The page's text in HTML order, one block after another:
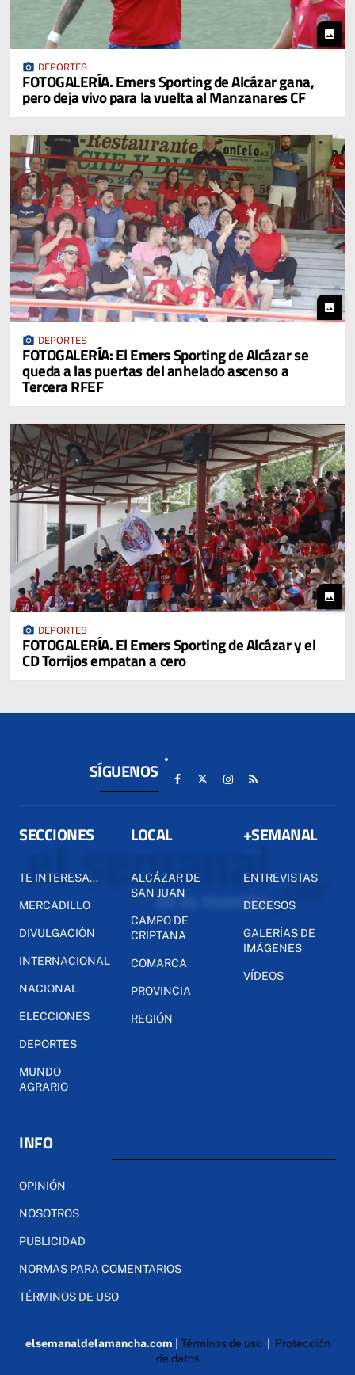
photo
photo_camera DEPORTES
FOTOGALERÍA. Emers Sporting de Alcázar gana,
pero deja vivo para la vuelta al Manzanares CF
photo
photo_camera DEPORTES
FOTOGALERÍA: El Emers Sporting de Alcázar se
queda a las puertas del anhelado ascenso a
Tercera RFEF
photo
photo_camera DEPORTES
FOTOGALERÍA. El Emers Sporting de Alcázar y el
CD Torrijos empatan a cero
SÍGUENOS
SECCIONES
TE INTERESA...
MERCADILLO
DIVULGACIÓN
INTERNACIONAL
NACIONAL
ELECCIONES
DEPORTES
MUNDO
AGRARIO
LOCAL
ALCÁZAR DE
SAN JUAN
CAMPO DE
CRIPTANA
COMARCA
PROVINCIA
REGIÓN
+SEMANAL
ENTREVISTAS
DECESOS
GALERÍAS DE
IMÁGENES
VÍDEOS
INFO
OPINIÓN
NOSOTROS
PUBLICIDAD
NORMAS PARA COMENTARIOS
TÉRMINOS DE USO
elsemanaldelamancha.com Términos de uso| Protección
de datos